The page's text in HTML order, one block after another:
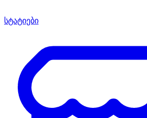
სტატიები